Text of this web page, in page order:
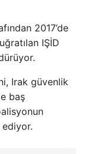
2017’de
IŞİD
Irak güvenlik
baş
ediyor.